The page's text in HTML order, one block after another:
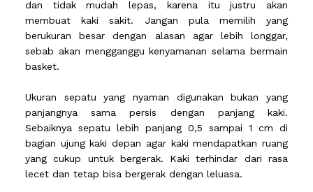
dan tidak mudah lepas, karena itu justru akan
membuat kaki sakit. Jangan pula memilih yang
berukuran besar dengan alasan agar lebih longgar,
sebab akan mengganggu kenyamanan selama bermain
basket.
Ukuran sepatu yang nyaman digunakan bukan yang
panjangnya sama persis dengan panjang kaki.
Sebaiknya sepatu lebih panjang 0,5 sampai 1 cm di
bagian ujung kaki depan agar kaki mendapatkan ruang
yang cukup untuk bergerak. Kaki terhindar dari rasa
lecet dan tetap bisa bergerak dengan leluasa.